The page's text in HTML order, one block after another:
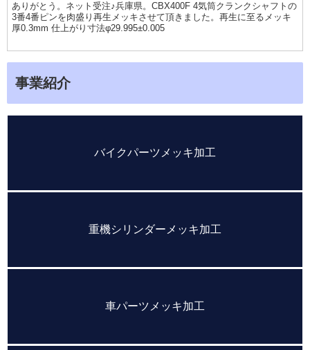
ありがとう。ネット受注♪兵庫県。CBX400F 4気筒クランクシャフトの
3番4番ピンを肉盛り再生メッキさせて頂きました。再生に至るメッキ
厚0.3mm 仕上がり寸法φ29.995±0.005
事業紹介
バイクパーツメッキ加工
重機シリンダーメッキ加工
車パーツメッキ加工